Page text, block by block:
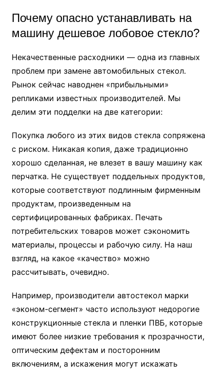
Почему опасно устанавливать на
машину дешевое лобовое стекло?
Некачественные расходники — одна из главных
проблем при замене автомобильных стекол.
Рынок сейчас наводнен «прибыльными»
репликами известных производителей. Мы
делим эти подделки на две категории:
Покупка любого из этих видов стекла сопряжена
с риском. Никакая копия, даже традиционно
хорошо сделанная, не влезет в вашу машину как
перчатка. Не существует поддельных продуктов,
которые соответствуют подлинным фирменным
продуктам, произведенным на
сертифицированных фабриках. Печать
потребительских товаров может сэкономить
материалы, процессы и рабочую силу. На наш
взгляд, на какое «качество» можно
рассчитывать, очевидно.
Например, производители автостекол марки
«эконом-сегмент» часто используют недорогие
конструкционные стекла и пленки ПВБ, которые
имеют более низкие требования к прозрачности,
оптическим дефектам и посторонним
включениям, а искажения могут искажать